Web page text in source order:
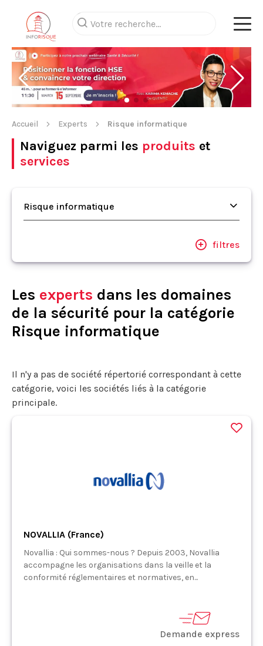
Accueil Experts Risque informatique
Naviguez parmi les produits et
services
Risque informatique
filtres
Les experts dans les domaines
de la sécurité pour la catégorie
Risque informatique
Il n'y a pas de société répertorié correspondant à cette
catégorie, voici les sociétés liés à la catégorie
principale.
NOVALLIA (France)
Novallia : Qui sommes-nous ? Depuis 2003, Novallia
accompagne les organisations dans la veille et la
conformité réglementaires et normatives, en...
Demande express